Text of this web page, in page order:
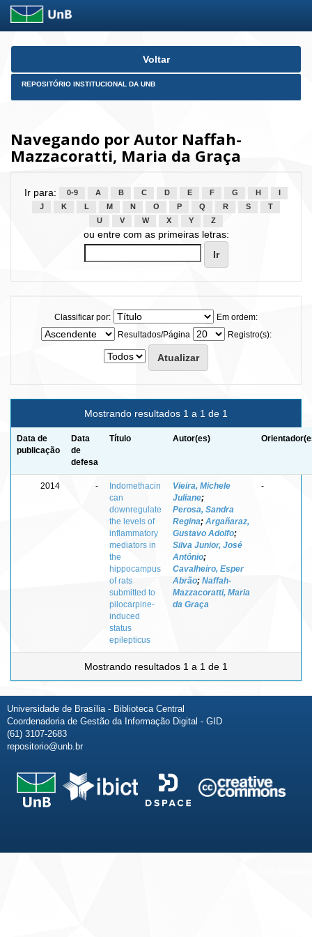
Skip
Voltar
REPOSITÓRIO INSTITUCIONAL DA UNB
Navegando por Autor Naffah-
Mazzacoratti, Maria da Graça
Ir para: 0-9 A B C D E F G H
J
K L M N O P Q R S
T
U
V W X Y Z
ou entre com as primeiras letras:
Classificar por:
Em ordem:
Resultados/Página
Registro(s):
Mostrando resultados 1 a 1 de 1
Data de
publicação
Data
de
defesa
Título Autor(es)
2014 -
Indomethacin
can
downregulate
the levels of
inflammatory
mediators in
the
hippocampus
of rats
submitted to
pilocarpine-
induced
status
epilepticus
Vieira, Michele
Juliane;
Perosa, Sandra
Regina; Argañaraz,
Gustavo Adolfo;
Silva Junior, José
Antônio;
Cavalheiro, Esper
Abrão; Naffah-
Mazzacoratti, Maria
da Graça
-
Mostrando resultados 1 a 1 de 1
Universidade de Brasília - Biblioteca Central
Coordenadoria de Gestão da Informação Digital - GID
(61) 3107-2683
repositorio@unb.br